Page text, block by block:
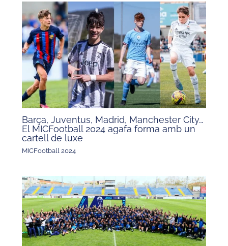
Barça, Juventus, Madrid, Manchester City…
El MICFootball 2024 agafa forma amb un
cartell de luxe
MICFootball 2024